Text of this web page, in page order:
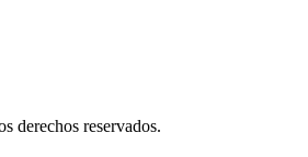
derechos reservados.